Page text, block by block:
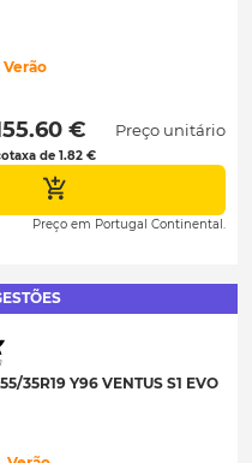
Verão
€
de 1.82 €
Preço unitário
Preço em Portugal Continental.
35R19 Y96 VENTUS S1 EVO